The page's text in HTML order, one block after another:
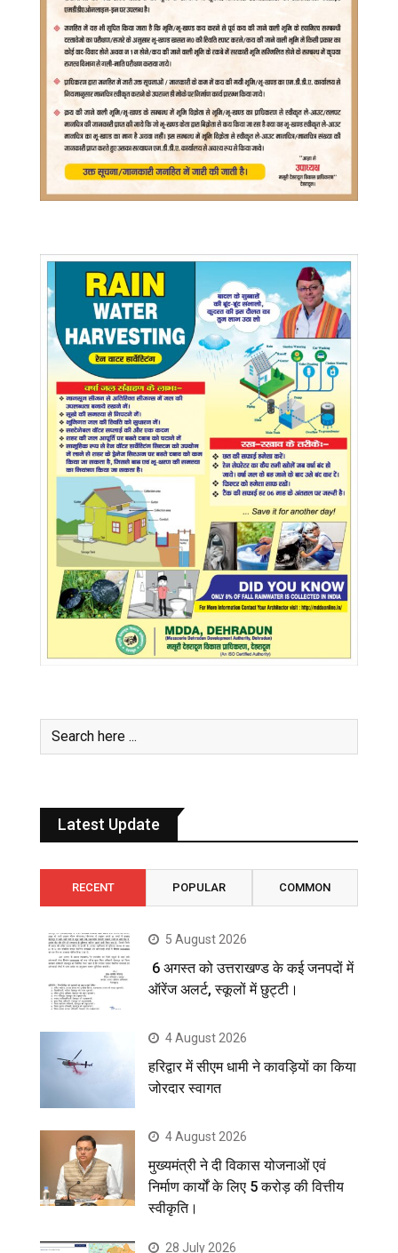
Latest Update
RECENT POPULAR COMMON
5 August 2026
6 अगस्त को उत्तराखण्ड के कई जनपदों में
ऑरेंज अलर्ट, स्कूलों में छुट्टी।
4 August 2026
हरिद्वार में सीएम धामी ने कावड़ियों का किया
जोरदार स्वागत
4 August 2026
मुख्यमंत्री ने दी विकास योजनाओं एवं
निर्माण कार्यों के लिए 5 करोड़ की वित्तीय
स्वीकृति।
28 July 2026